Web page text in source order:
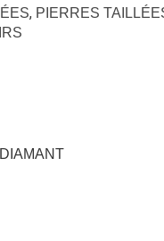
, PIERRES